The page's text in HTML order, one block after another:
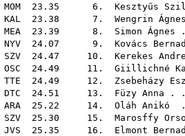
MOM 23.35 6. Kesztyűs
KAL 23.38 7. Wengrin Ágnes
MEA 23.39 8. Simon Ágnes
NYV 24.07 9. Kovács
SZV 24.47 10. Kerekes
OSC 24.49 11. Giillichné
TTE 24.49 12. Zsebeházy
DTC 24.51 13. Füzy Anna .
ARA 25.22 14. Oláh Anikó .
SZV 25.30 15. Marosffy
JVS 25.35 16. Elmont